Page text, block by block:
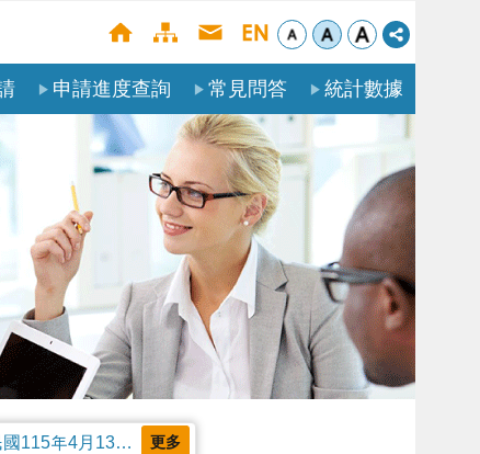
申請進度查詢 常見問答 統計數據
公告本部受理聘僱外國人申請案審核天數及親自領件相關事項，並自中華民國115年4月13日生效。 更多